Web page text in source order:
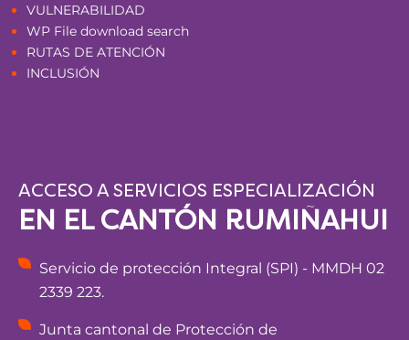
VULNERABILIDAD
WP File download search
RUTAS DE ATENCIÓN
INCLUSIÓN
ACCESO A SERVICIOS ESPECIALIZACIÓN
EN EL CANTÓN RUMIÑAHUI
Servicio de protección Integral (SPI) - MMDH 02
2339 223.
Junta cantonal de Protección de